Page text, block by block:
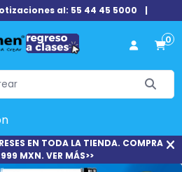
al: 55 44 45 5000 |
0
EN TODA LA TIENDA. COMPRA
MXN. VER MÁS>>